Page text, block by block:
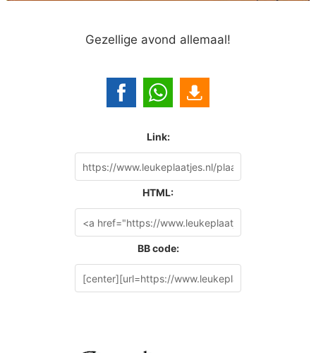
Gezellige avond allemaal!
Link:
HTML:
BB code: